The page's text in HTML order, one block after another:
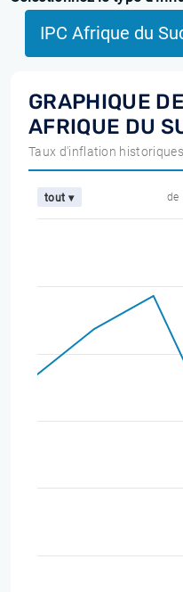
IPC Afrique du
GRAPHIQUE
AFRIQUE DU
Taux d'inflation
tout ▾ de